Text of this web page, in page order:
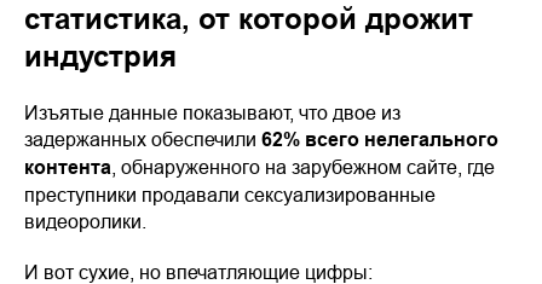
статистика, от которой дрожит
индустрия
Изъятые данные показывают, что двое из
задержанных обеспечили 62% всего нелегального
контента , обнаруженного на зарубежном сайте, где
преступники продавали сексуализированные
видеоролики.
И вот сухие, но впечатляющие цифры: